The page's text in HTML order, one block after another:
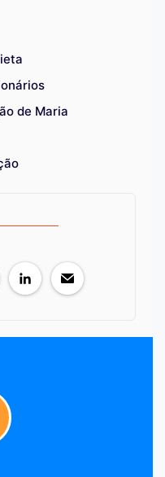
de Maria